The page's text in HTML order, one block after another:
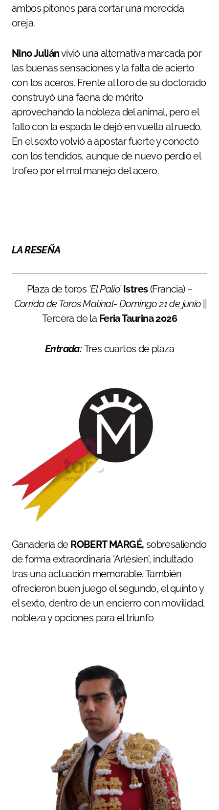
ambos pitones para cortar una merecida
oreja.
Nino Juliánvivió una alternativa marcada por
las buenas sensaciones y la falta de acierto
con los aceros. Frente al toro de su doctorado
construyó una faena de mérito
aprovechando la nobleza del animal, pero el
fallo con la espada le dejó en vuelta al ruedo.
En el sexto volvió a apostar fuerte y conectó
con los tendidos, aunque de nuevo perdió el
trofeo por el mal manejo del acero.
LA RESEÑA
Plaza de toros ‘El Palio’Istres (Francia) –
Corrida de Toros Matinal- Domingo 21 de junio
Tercera de la Feria Taurina 2026
Entrada:Tres cuartos de plaza
Ganadería de ROBERT MARGÉ, sobresaliendo
de forma extraordinaria ‘Arlésien’, indultado
tras una actuación memorable. También
ofrecieron buen juego el segundo, el quinto y
el sexto, dentro de un encierro con movilidad,
nobleza y opciones para el triunfo